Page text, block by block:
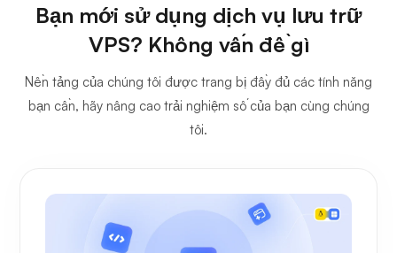
Bạn mới sử dụng dịch vụ lưu trữ
VPS? Không vấn đề gì
Nền tảng của chúng tôi được trang bị đầy đủ các tính năng
bạn cần, hãy nâng cao trải nghiệm số của bạn cùng chúng
tôi.